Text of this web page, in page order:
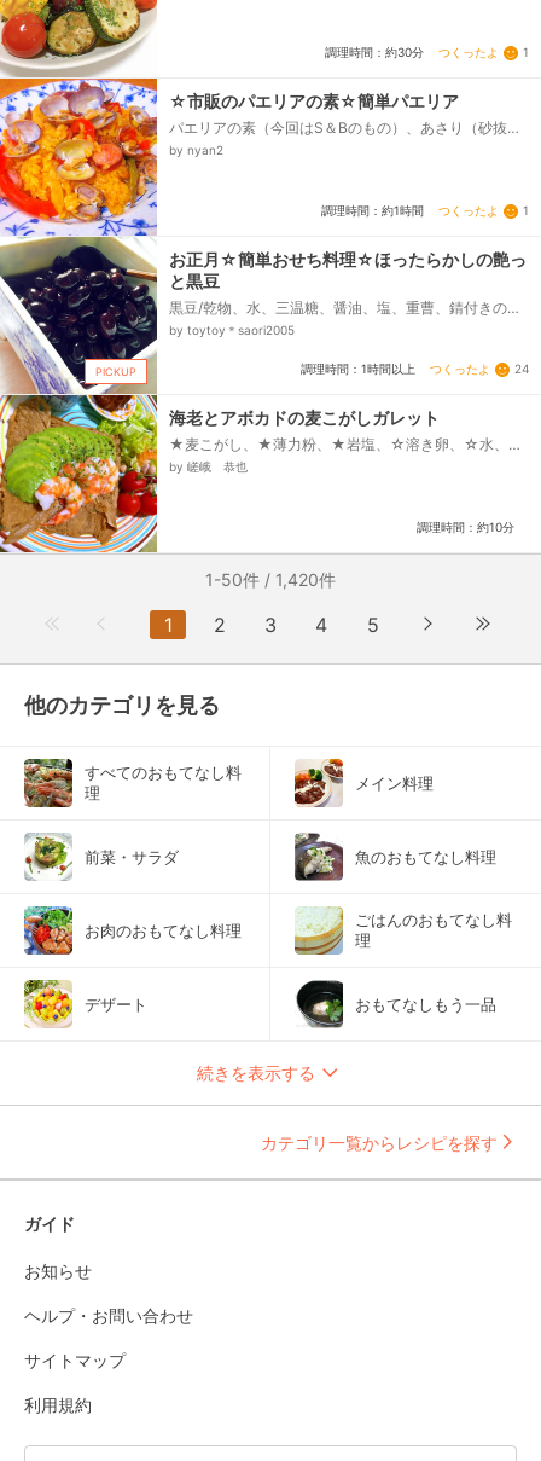
調理時間：約30分 つくったよ 1
☆市販のパエリアの素☆簡単パエリア
パエリアの素（今回はS＆Bのもの）、あさり（砂抜き
済み下処理したもの）、酒（あさり蒸し用）、フラン
いないもの規程量）、水（規程量）...
by nyan2
調理時間：約1時間 つくったよ 1
PICKUP
お正月☆簡単おせち料理☆ほったらかしの艶っ
と黒豆
黒豆/乾物、水、三温糖、醤油、塩、重曹、錆付きの
釘、あれば
by toytoy＊saori2005
調理時間：1時間以上 つくったよ 24
海老とアボカドの麦こがしガレット
★麦こがし、★薄力粉、★岩塩、☆溶き卵、☆水、バ
ター、アボカド、ブラックタイガー海老、白ワイン、
オリーブオイル、●白胡椒、●岩塩、●レモン汁、乾燥
by 嵯峨 恭也
調理時間：約10分
1-50件 / 1,420件
1 2 3 4 5
他のカテゴリを見る
すべてのおもてなし料
理
メイン料理
前菜・サラダ 魚のおもてなし料理
お肉のおもてなし料理
ごはんのおもてなし料
理
デザート おもてなしもう一品
続きを表示する
カテゴリ一覧からレシピを探す
ガイド
お知らせ
ヘルプ・お問い合わせ
サイトマップ
利用規約